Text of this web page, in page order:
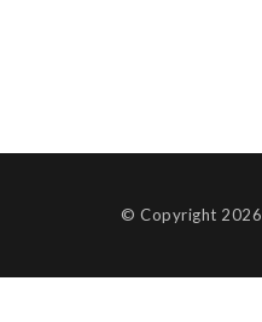
© Copyright 2026